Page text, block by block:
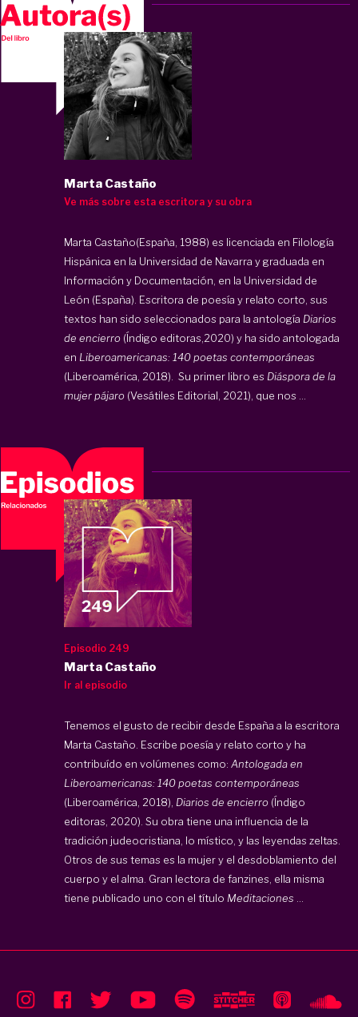
Marta Castaño
Ve más sobre esta escritora y su obra
Marta Castaño(España, 1988) es licenciada en Filología
Hispánica en la Universidad de Navarra y graduada en
Información y Documentación, en la Universidad de
León (España). Escritora de poesía y relato corto, sus
textos han sido seleccionados para la antología Diarios
de encierro (Índigo editoras,2020) y ha sido antologada
en Liberoamericanas: 140 poetas contemporáneas
(Liberoamérica, 2018). Su primer libro es Diáspora de la
mujer pájaro (Vesátiles Editorial, 2021), que nos ...
Episodio 249
Marta Castaño
Ir al episodio
Tenemos el gusto de recibir desde España a la escritora
Marta Castaño. Escribe poesía y relato corto y ha
contribuído en volúmenes como: Antologada en
Liberoamericanas: 140 poetas contemporáneas
(Liberoamérica, 2018), Diarios de encierro (Índigo
editoras, 2020). Su obra tiene una influencia de la
tradición judeocristiana, lo místico, y las leyendas zeltas.
Otros de sus temas es la mujer y el desdoblamiento del
cuerpo y el alma. Gran lectora de fanzines, ella misma
tiene publicado uno con el título Meditaciones